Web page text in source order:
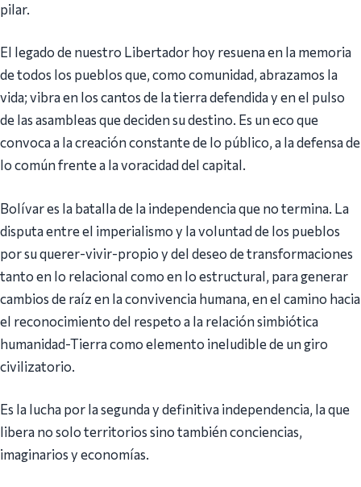
pilar.
El legado de nuestro Libertador hoy resuena en la memoria
de todos los pueblos que, como comunidad, abrazamos la
vida; vibra en los cantos de la tierra defendida y en el pulso
de las asambleas que deciden su destino. Es un eco que
convoca a la creación constante de lo público, a la defensa de
lo común frente a la voracidad del capital.
Bolívar es la batalla de la independencia que no termina. La
disputa entre el imperialismo y la voluntad de los pueblos
por su querer-vivir-propio y del deseo de transformaciones
tanto en lo relacional como en lo estructural, para generar
cambios de raíz en la convivencia humana, en el camino hacia
el reconocimiento del respeto a la relación simbiótica
humanidad-Tierra como elemento ineludible de un giro
civilizatorio.
Es la lucha por la segunda y definitiva independencia, la que
libera no solo territorios sino también conciencias,
imaginarios y economías.